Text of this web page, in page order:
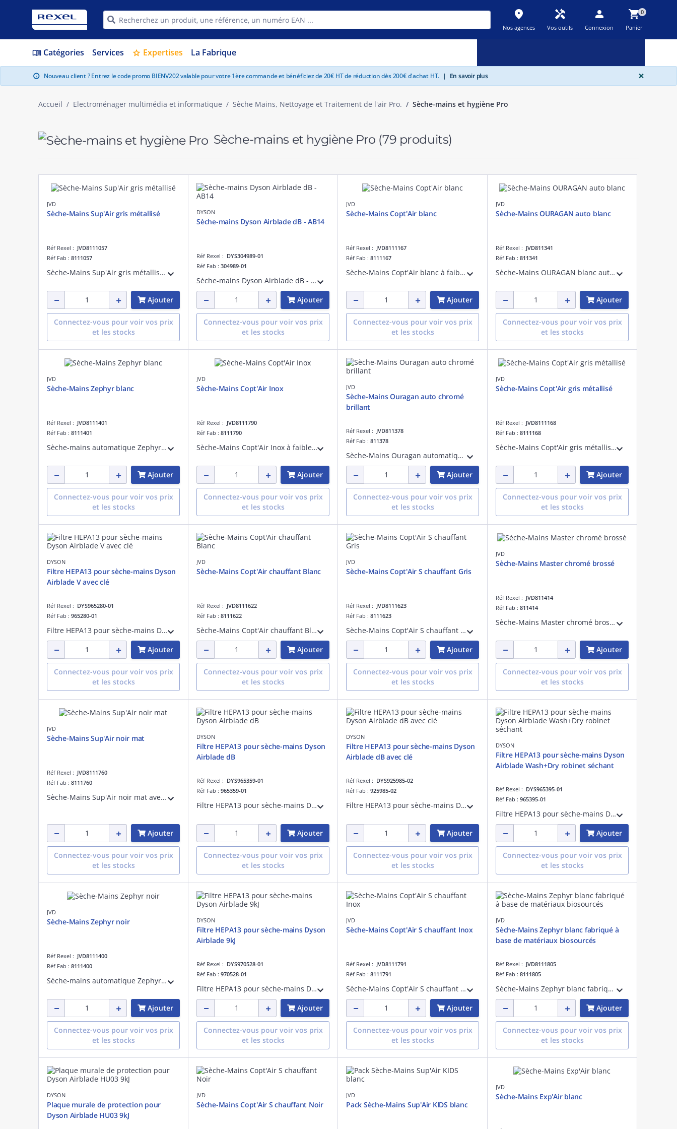
place
Nos agences
handyman
Vos outils
person
Connexion
shopping_cart0
Panier
menu_book Catégories Services star Expertises La Fabrique
info Nouveau client ? Entrez le code promo BIENV202 valable pour votre 1ère commande et bénéficiez de 20€ HT de réduction dès 200€ d'achat HT. | En savoir plus ×
Accueil Electroménager multimédia et informatique Sèche Mains, Nettoyage et Traitement de l'air Pro. Sèche-mains et hygiène Pro
Sèche-mains et hygiène Pro (79 produits)
JVD
Sèche-Mains Sup'Air gris métallisé
Réf Rexel : JVD8111057
Réf Fab : 8111057
Sèche-Mains Sup'Air gris métallisé avec un séchage ultra rapide et une faible consommation électrique. Adapté à une fréquentations forte.
Ajouter
Connectez-vous pour voir vos prix
et les stocks
DYSON
Sèche-mains Dyson Airblade dB - AB14
Réf Rexel : DYS304989-01
Réf Fab : 304989-01
Sèche-mains Dyson Airblade dB - AB14 Séchez vos mains rapidement avec de l'air filtré par HEPA. Désormais 30 % plus économe en énergie.
Ajouter
Connectez-vous pour voir vos prix
et les stocks
JVD
Sèche-Mains Copt'Air blanc
Réf Rexel : JVD8111167
Réf Fab : 8111167
Sèche-Mains Copt'Air blanc à faible consommation électrique et anti-vandalisme (capot en aluminium). Séchage ultra rapide avec sa buse tournante. Adapté à une fréquentation forte.
Ajouter
Connectez-vous pour voir vos prix
et les stocks
JVD
Sèche-Mains OURAGAN auto blanc
Réf Rexel : JVD811341
Réf Fab : 811341
Sèche-Mains OURAGAN blanc automatique à air chaud doté d'une buse orientable sur 360° et d'un capot en acier anti-vandalisme.
Ajouter
Connectez-vous pour voir vos prix
et les stocks
JVD
Sèche-Mains Zephyr blanc
Réf Rexel : JVD8111401
Réf Fab : 8111401
Sèche-mains automatique Zephyr blanc à air chaud, conçu pour offrir une solution pratique et durable aux sanitaires à fréquentation modérée. Très résistant, il est anti-vandalisme (IK10) et est fabriqué à partir de plastique recyclé à 48%.
Ajouter
Connectez-vous pour voir vos prix
et les stocks
JVD
Sèche-Mains Copt'Air Inox
Réf Rexel : JVD8111790
Réf Fab : 8111790
Sèche-Mains Copt'Air Inox à faible consommation électrique et anti-vandalisme (capot en Inox). Séchage ultra rapide avec sa buse tournante. Adapté à une fréquentation forte.
Ajouter
Connectez-vous pour voir vos prix
et les stocks
JVD
Sèche-Mains Ouragan auto chromé
brillant
Réf Rexel : JVD811378
Réf Fab : 811378
Sèche-Mains Ouragan automatique chromé brillant à air chaud doté d'une buse orientable sur 360° et d'un capot en acier anti-vandalisme..
Ajouter
Connectez-vous pour voir vos prix
et les stocks
JVD
Sèche-Mains Copt'Air gris métallisé
Réf Rexel : JVD8111168
Réf Fab : 8111168
Sèche-Mains Copt'Air gris métallisé à faible consommation électrique et anti-vandalisme (capot en aluminium). Séchage ultra rapide avec sa buse tournante. Adapté à une fréquentation forte.
Ajouter
Connectez-vous pour voir vos prix
et les stocks
DYSON
Filtre HEPA13 pour sèche-mains Dyson
Airblade V avec clé
Réf Rexel : DYS965280-01
Réf Fab : 965280-01
Filtre HEPA13 pour sèche-mains Dyson Airblade V avec clé - testé conformément à la norme EN-1822
Ajouter
Connectez-vous pour voir vos prix
et les stocks
JVD
Sèche-Mains Copt'Air chauffant Blanc
Réf Rexel : JVD8111622
Réf Fab : 8111622
Sèche-Mains Copt'Air chauffant Blanc à air pulsé avec effet cyclonique. Anti-vandalisme avec son capot en aluminium. Garantie 3 ans
Ajouter
Connectez-vous pour voir vos prix
et les stocks
JVD
Sèche-Mains Copt'Air S chauffant Gris
Réf Rexel : JVD8111623
Réf Fab : 8111623
Sèche-Mains Copt'Air S chauffant Gris à air pulsé avec effet cyclonique. Anti-vandalisme avec son capot en aluminium. Garantie 3 ans
Ajouter
Connectez-vous pour voir vos prix
et les stocks
JVD
Sèche-Mains Master chromé brossé
Réf Rexel : JVD811414
Réf Fab : 811414
Sèche-Mains Master chromé brossé automatique à air chaud adapté à des fortes fréquentations (moteur à induction), silencieux (70 dB) et anti-vandalisme (capot en aluminium). Garantie 3 ans.
Ajouter
Connectez-vous pour voir vos prix
et les stocks
JVD
Sèche-Mains Sup'Air noir mat
Réf Rexel : JVD8111760
Réf Fab : 8111760
Sèche-Mains Sup'Air noir mat avec un séchage ultra rapide et une faible consommation électrique. Adapté à une fréquentation forte.
Ajouter
Connectez-vous pour voir vos prix
et les stocks
DYSON
Filtre HEPA13 pour sèche-mains Dyson
Airblade dB
Réf Rexel : DYS965359-01
Réf Fab : 965359-01
Filtre HEPA13 pour sèche-mains Dyson Airblade dB- testé conformément à la norme EN-1822
Ajouter
Connectez-vous pour voir vos prix
et les stocks
DYSON
Filtre HEPA13 pour sèche-mains Dyson
Airblade dB avec clé
Réf Rexel : DYS925985-02
Réf Fab : 925985-02
Filtre HEPA13 pour sèche-mains Dyson Airblade Db avec clé- testé conformément à la norme EN-1822
Ajouter
Connectez-vous pour voir vos prix
et les stocks
DYSON
Filtre HEPA13 pour sèche-mains Dyson
Airblade Wash+Dry robinet séchant
Réf Rexel : DYS965395-01
Réf Fab : 965395-01
Filtre HEPA13 pour sèche-mains Dyson Airblade Wash+Dry robinet séchant - testé conformément à la norme EN-1822
Ajouter
Connectez-vous pour voir vos prix
et les stocks
JVD
Sèche-Mains Zephyr noir
Réf Rexel : JVD8111400
Réf Fab : 8111400
Sèche-mains automatique Zephyr Noir mat à air chaud, conçu pour offrir une solution pratique et durable aux sanitaires à fréquentation modérée. Très résistant, il est anti-vandalisme (IK10) et est fabriqué à partir de plastique recyclé à 48
Ajouter
Connectez-vous pour voir vos prix
et les stocks
DYSON
Filtre HEPA13 pour sèche-mains Dyson
Airblade 9kJ
Réf Rexel : DYS970528-01
Réf Fab : 970528-01
Filtre HEPA13 pour sèche-mains Dyson Airblade 9kJ - testé conformément à la norme EN-1822
Ajouter
Connectez-vous pour voir vos prix
et les stocks
JVD
Sèche-Mains Copt'Air S chauffant Inox
Réf Rexel : JVD8111791
Réf Fab : 8111791
Sèche-Mains Copt'Air S chauffant Inox à air pulsé avec effet cyclonique. Anti-vandalisme avec son capot en Inox. Garantie 3 ans
Ajouter
Connectez-vous pour voir vos prix
et les stocks
JVD
Sèche-Mains Zephyr blanc fabriqué à
base de matériaux biosourcés
Réf Rexel : JVD8111805
Réf Fab : 8111805
Sèche-Mains Zephyr blanc fabriqué à base de matériaux biosourcés (coquille saint jaques). Fonctionnement automatique à air chaud, anti-vandalisme (IK10) avec logo personnalisable. Garantie 3 ans
Ajouter
Connectez-vous pour voir vos prix
et les stocks
DYSON
Plaque murale de protection pour
Dyson Airblade HU03 9kJ
JVD
Sèche-Mains Copt'Air S chauffant Noir
JVD
Pack Sèche-Mains Sup'Air KIDS blanc
JVD
Sèche-Mains Exp'Air blanc